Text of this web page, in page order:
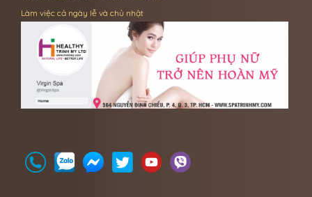
Làm việc cả ngày lễ và chủ nhật